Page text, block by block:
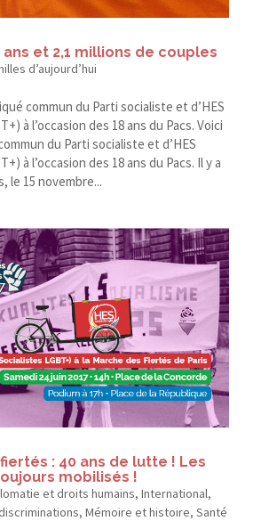
ans et 2,1 millions de couples
d’aujourd’hui
commun du Parti socialiste et d’HES
à l’occasion des 18 ans du Pacs. Voici
du Parti socialiste et d’HES
à l’occasion des 18 ans du Pacs. Il y a
le 15 novembre...
: 40 ans de lutte ! Les
mobilisés !
et droits humains, International,
, Mémoire et histoire, Santé